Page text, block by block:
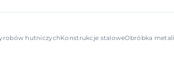
hutniczychKonstrukcje staloweObróbka metali